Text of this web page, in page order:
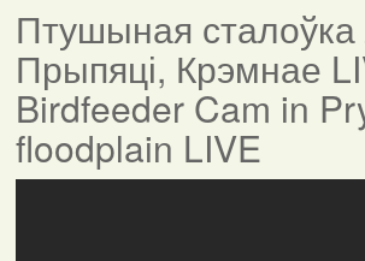
Птушыная сталоўка
Прыпяці, Крэмнае
Birdfeeder Cam in
floodplain LIVE